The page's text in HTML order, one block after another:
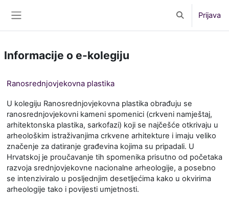
Toggle search
Prijava
Informacije o e-kolegiju
Ranosrednjovjekovna plastika
U kolegiju Ranosrednjovjekovna plastika obrađuju se
ranosrednjovjekovni kameni spomenici (crkveni namještaj,
arhitektonska plastika, sarkofazi) koji se najčešće otkrivaju u
arheološkim istraživanjima crkvene arhitekture i imaju veliko
značenje za datiranje građevina kojima su pripadali. U
Hrvatskoj je proučavanje tih spomenika prisutno od početaka
razvoja srednjovjekovne nacionalne arheologije, a posebno
se intenziviralo u posljednjim desetljećima kako u okvirima
arheologije tako i povijesti umjetnosti.